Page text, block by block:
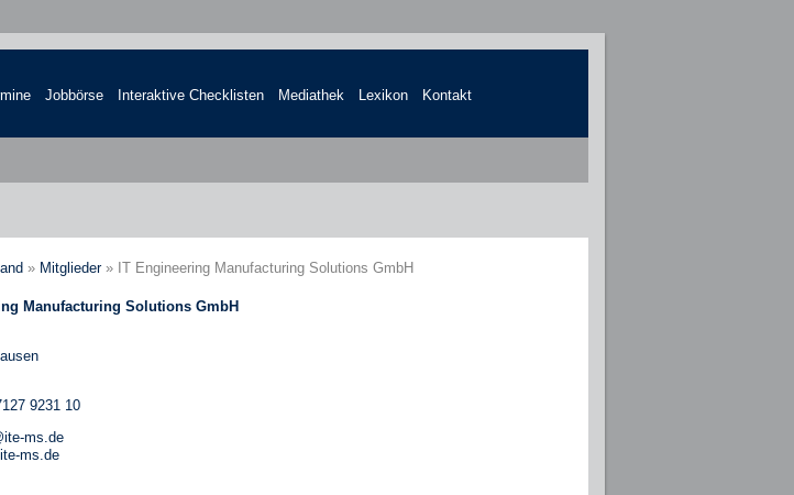
Jobbörse Interaktive Checklisten Mediathek Lexikon Kontakt
» Mitglieder» IT Engineering Manufacturing Solutions GmbH
Manufacturing Solutions GmbH
9231 10
ms.de
ms.de